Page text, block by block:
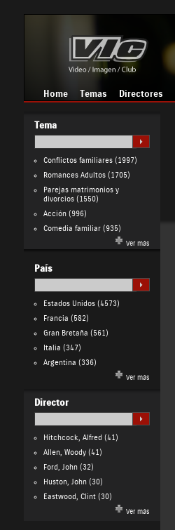
Home Temas Directores
Tema
Conflictos familiares(1997)
Romances Adultos(1705)
Parejas matrimonios y
divorcios(1550)
Acción(996)
Comedia familiar(935)
Ver más
País
Estados Unidos(4573)
Francia (582)
Gran Bretaña (561)
Italia (347)
Argentina (336)
Ver más
Director
Hitchcock, Alfred (41)
Allen, Woody(41)
Ford, John(32)
Huston, John(30)
Eastwood, Clint(30)
Ver más